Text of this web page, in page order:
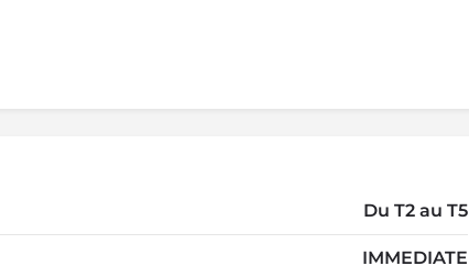
Du T2 au T5
IMMEDIATE